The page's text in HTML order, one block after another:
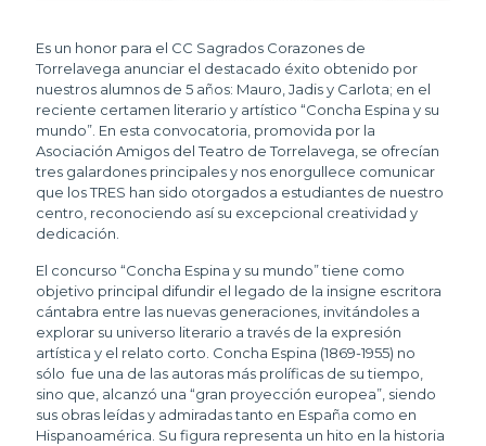
Es un honor para el CC Sagrados Corazones de
Torrelavega anunciar el destacado éxito obtenido por
nuestros alumnos de 5 años: Mauro, Jadis y Carlota; en el
reciente certamen literario y artístico “Concha Espina y su
mundo”. En esta convocatoria, promovida por la
Asociación Amigos del Teatro de Torrelavega, se ofrecían
tres galardones principales y nos enorgullece comunicar
que los TRES han sido otorgados a estudiantes de nuestro
centro, reconociendo así su excepcional creatividad y
dedicación.
​El concurso “Concha Espina y su mundo” tiene como
objetivo principal difundir el legado de la insigne escritora
cántabra entre las nuevas generaciones, invitándoles a
explorar su universo literario a través de la expresión
artística y el relato corto. Concha Espina (1869-1955) no
sólo fue una de las autoras más prolíficas de su tiempo,
sino que, alcanzó una “gran proyección europea”, siendo
sus obras leídas y admiradas tanto en España como en
Hispanoamérica. Su figura representa un hito en la historia